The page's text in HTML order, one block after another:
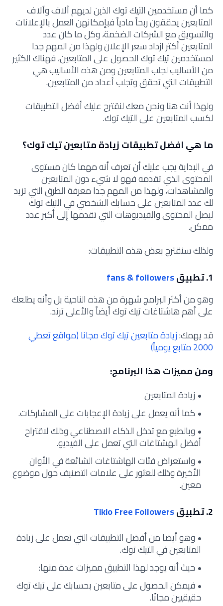
كما أن مستخدمين التيك توك الذين لديهم آلاف وآلاف
المتابعين يحققون ربحاً مادياً فبإمكانهن العمل بالإعلانات
والتسويق مع الشركات الضخمة، وكل ما كان عدد
المتابعين أكتر ازداد سعر الإعلان ولهذا من المهم جدا
لمستخدمين تيك توك الحصول على المتابعين، فهناك الكثير
من الأساليب لجلب المتابعين ومن هذه الأساليب هي
التطبيقات التي تحقق وتجلب أعداد من المتابعين.
ولهذا أنت هنا ونحن معك لنقترح عليك أفضل التطبيقات
لكسب المتابعين على التيك توك.
ما هي افضل تطبيقات زيادة متابعين تيك توك؟
في البداية يجب عليك أن تعرف أنه مهما كان مستوى
المحتوى الذي تقدمه فهو لا شيء دون المتابعين
والمشاهدات، ولهذا من المهم جدا معرفة الطرق التي تزيد
لك عدد المتابعين على حسابك الشخصي في التيك توك
ليصل المحتوى والفيديوهات التي تقدمها إلى أكبر عدد
ممكن.
ولذلك سنقترح بعض هذه التطبيقات:
1. تطبيق
fans & followers
وهو من أكثر البرامج شهرة من هذه الناحية بل وأنه يطلعك
على أهم هاشتاغات تيك توك أيضاً والأعلى ترند.
قد يهمك:زيادة متابعين تيك توك مجانا (مواقع تعطي
2000 متابع يومياً)
ومن مميزات هذا البرنامج:
زيادة المتابعين
كما أنه يعمل على زيادة الإعجابات على المشاركات.
وبالطبع مع تدخل الذكاء الاصطناعي وذلك لاقتراح
أفضل الهشتاغات التي تعمل على الفيديو.
واستعراض فئات الهاشتاغات الشائعة في الأوان
الأخيرة وذلك للعثور على علامات التصنيف حول موضوع
معين.
2. تطبيق
Tikio Free Followers
وهو أيضا من أفضل التطبيقات التي تعمل على زيادة
المتابعين في التيك توك.
حيث أنه يوجد لهذا التطبيق مميزات عدة منها:
فيمكن الحصول على متابعين بحسابك على تيك توك
حقيقيين مجانًا.